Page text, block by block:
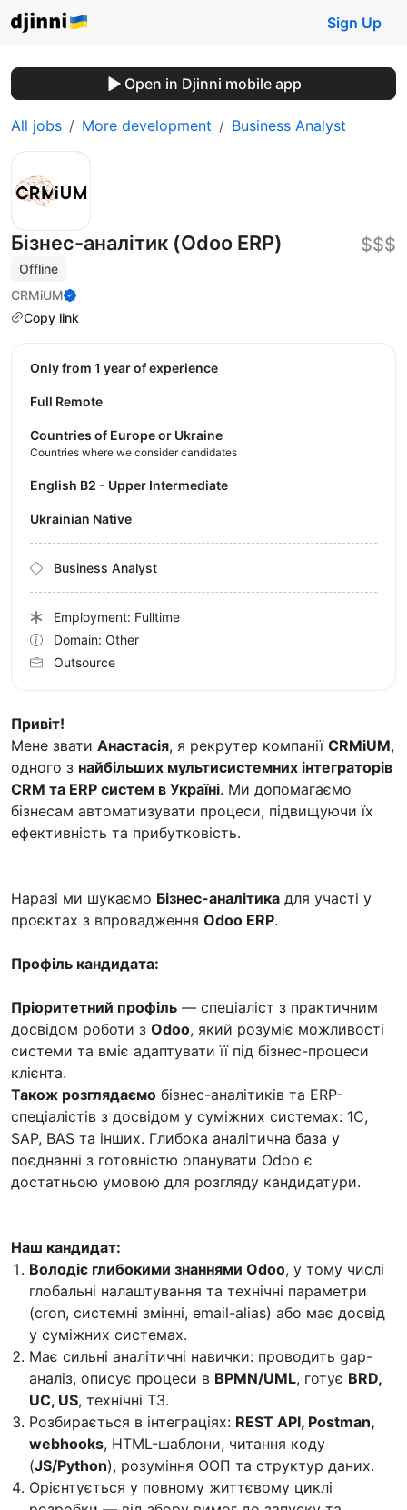
Sign Up
Open in Djinni mobile app
All jobs More development Business Analyst
Бізнес-аналітик (Odoo ERP)
Offline
CRMiUM
Copy link
$$$
Привіт!
Мене звати Анастасія, я рекрутер компанії CRMiUM,
одного з найбільших мультисистемних інтеграторів
CRM та ERP систем в Україні. Ми допомагаємо
бізнесам автоматизувати процеси, підвищуючи їх
ефективність та прибутковість.
Наразі ми шукаємо Бізнес-аналітика для участі у
проєктах з впровадження Odoo ERP.
Профіль кандидата:
Пріоритетний профіль — спеціаліст з практичним
досвідом роботи з Odoo, який розуміє можливості
системи та вміє адаптувати її під бізнес-процеси
клієнта.
Також розглядаємо бізнес-аналітиків та ERP-
спеціалістів з досвідом у суміжних системах: 1С,
SAP, BAS та інших. Глибока аналітична база у
поєднанні з готовністю опанувати Odoo є
достатньою умовою для розгляду кандидатури.
Наш кандидат:
Володіє глибокими знаннями Odoo, у тому числі
глобальні налаштування та технічні параметри
(cron, системні змінні, email-alias) або має досвід
у суміжних системах.
Має сильні аналітичні навички: проводить gap-
аналіз, описує процеси в BPMN/UML, готує BRD,
UC, US, технічні ТЗ.
Розбирається в інтеграціях: REST API, Postman,
webhooks, HTML-шаблони, читання коду
(JS/Python), розуміння ООП та структур даних.
Орієнтується у повному життєвому циклі
Only from 1 year of experience
Full Remote
Countries of Europe or Ukraine
Countries where we consider candidates
English B2 - Upper Intermediate
Ukrainian Native
Business Analyst
Employment: Fulltime
Domain: Other
Outsource